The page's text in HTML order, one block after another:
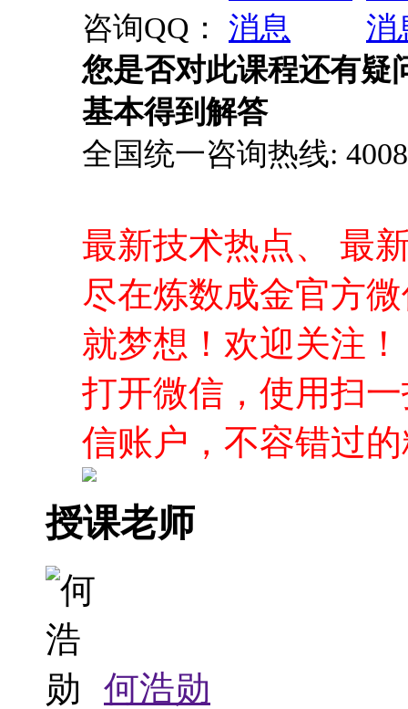
咨询QQ：
您是否对此课程还有疑
基本得到解答
全国统一咨询热线:
最新技术热点、 最
尽在炼数成金官方
就梦想！欢迎关注！
打开微信，使用扫
信账户，不容错过
授课老师
何浩勋